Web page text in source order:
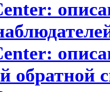
обратной